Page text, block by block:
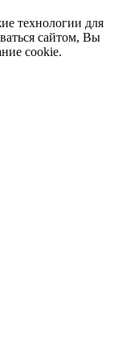
технологии для
сайтом, Вы
cookie.